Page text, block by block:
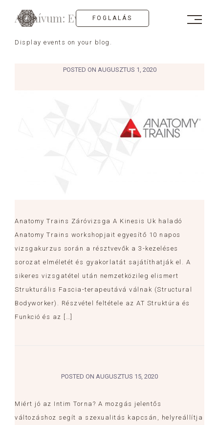
content
FOGLALÁS
Archívum: Events
Display events on your blog.
POSTED ON AUGUSZTUS 1, 2020
Anatomy Trains Záróvizsga A Kinesis Uk haladó
Anatomy Trains workshopjait egyesítő 10 napos
vizsgakurzus során a résztvevők a 3-kezeléses
sorozat elméletét és gyakorlatát sajátíthatják el. A
sikeres vizsgatétel után nemzetközileg elismert
Strukturális Fascia-terapeutává válnak (Structural
Bodyworker). Részvétel feltétele az AT Struktúra és
Funkció és az […]
POSTED ON AUGUSZTUS 15, 2020
Miért jó az Intim Torna? A mozgás jelentős
változáshoz segít a szexualitás kapcsán, helyreállítja